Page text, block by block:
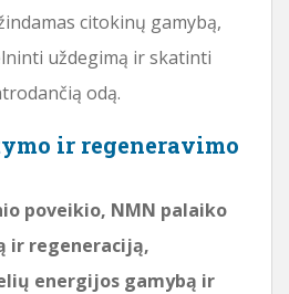
citokinų gamybą,
uždegimą ir skatinti
odą.
ir regeneravimo
poveikio, NMN palaiko
ir regeneraciją,
energijos gamybą ir